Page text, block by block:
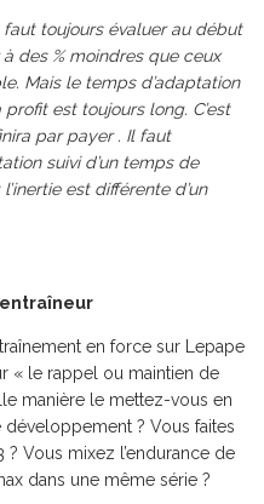
faut toujours évaluer au début
des % moindres que ceux
Mais le temps d’adaptation
est toujours long. C’est
par payer. Il faut
suivi d’un temps de
est différente d’un
entraîneur
en force sur Lepape
« le rappel ou maintien de
manière le mettez-vous en
? Vous faites
Vous mixez l’endurance de
dans une même série ?